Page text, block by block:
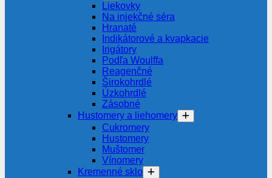
Liekovky
Na injekčné séra
Hranaté
Indikátorové a kvapkacie
Irigátory
Podľa Woulffa
Reagenčné
Širokohrdlé
Úzkohrdlé
Zásobné
Hustomery a liehomery
Cukromery
Hustomery
Muštomer
Vínomery
Kremenné sklo